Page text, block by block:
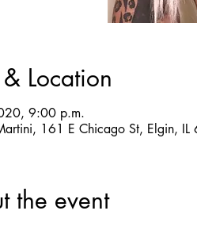
Location
9:00 p.m.
161 E Chicago St, Elgin,
the event